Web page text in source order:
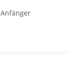
Anfänger